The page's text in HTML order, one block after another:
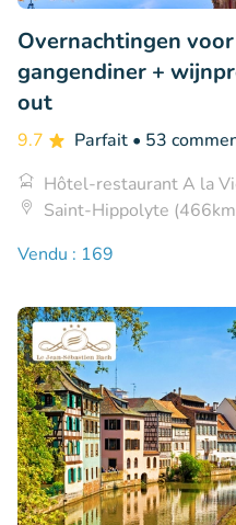
Overnachtingen
gangendiner +
out
9.7 Parfait • 53
Hôtel-restaurant A la
Saint-Hippolyte
Vendu : 169